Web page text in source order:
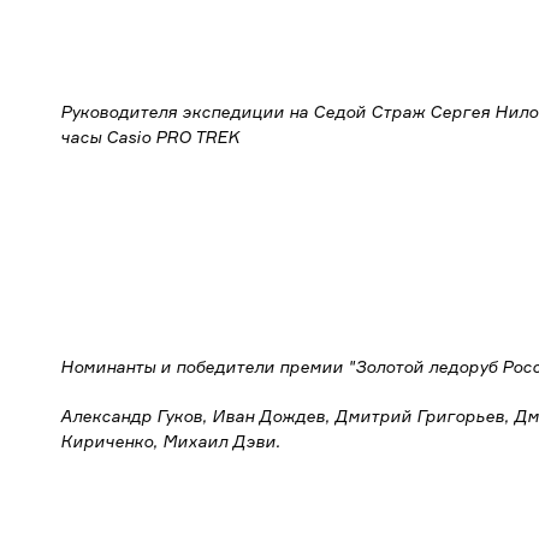
Руководителя экспедиции на Седой Страж Сергея
часы Casio PRO TREK
Номинанты и победители премии "Золотой ледоруб
Александр Гуков, Иван Дождев, Дмитрий Григорьев,
Кириченко, Михаил Дэви.